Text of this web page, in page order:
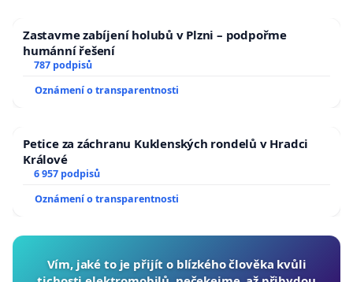
Zastavme zabíjení holubů v Plzni – podpořme
humánní řešení
787 podpisů
Oznámení o transparentnosti
Petice za záchranu Kuklenských rondelů v Hradci
Králové
6 957 podpisů
Oznámení o transparentnosti
Vím, jaké to je přijít o blízkého člověka kvůli